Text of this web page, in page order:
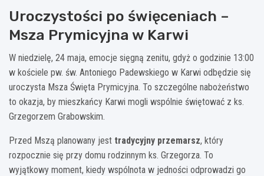
Uroczystości po święceniach –
Msza Prymicyjna w Karwi
W niedzielę, 24 maja, emocje sięgną zenitu, gdyż o godzinie 13:00
w kościele pw. św. Antoniego Padewskiego w Karwi odbędzie się
uroczysta Msza Święta Prymicyjna. To szczególne nabożeństwo
to okazja, by mieszkańcy Karwi mogli wspólnie świętować z ks.
Grzegorzem Grabowskim.
Przed Mszą planowany jest tradycyjny przemarsz, który
rozpocznie się przy domu rodzinnym ks. Grzegorza. To
wyjątkowy moment, kiedy wspólnota w jedności odprowadzi go